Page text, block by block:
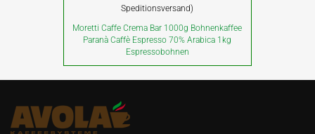
Speditionsversand)
Moretti Caffe Crema Bar 1000g Bohnenkaffee
Paranà Caffè Espresso 70% Arabica 1kg
Espressobohnen